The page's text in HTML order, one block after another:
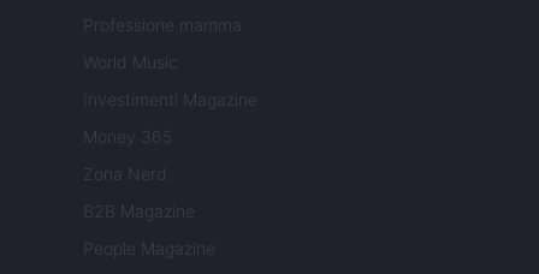
Professione mamma
World Music
Investimenti Magazine
Money 365
Zona Nerd
B2B Magazine
People Magazine